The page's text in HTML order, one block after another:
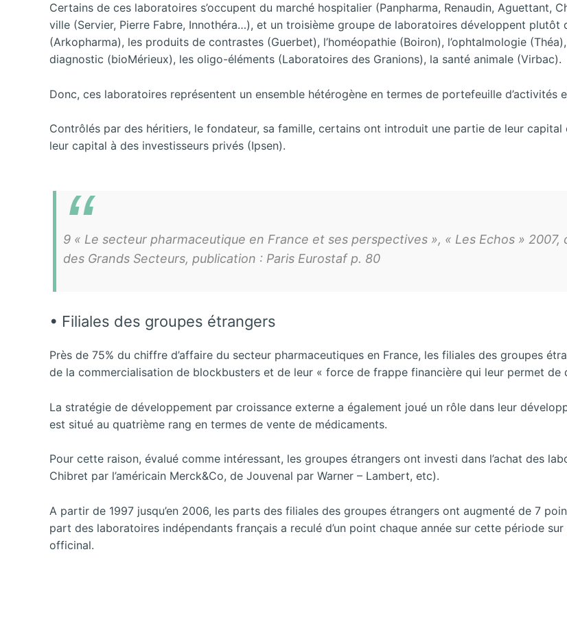
Certains de ces laboratoires s’occupent du marché hospitalier (Panpharma, Renaudin, Aguettant,
ville (Servier, Pierre Fabre, Innothéra…), et un troisième groupe de laboratoires développent plutôt
(Arkopharma), les produits de contrastes (Guerbet), l’homéopathie (Boiron), l’ophtalmologie
diagnostic (bioMérieux), les oligo-éléments (Laboratoires des Granions), la santé animale (Virbac).
Donc, ces laboratoires représentent un ensemble hétérogène en termes de portefeuille d’activités
Contrôlés par des héritiers, le fondateur, sa famille, certains ont introduit une partie de leur
leur capital à des investisseurs privés (Ipsen).
9 « Le secteur pharmaceutique en France et ses perspectives », « Les Echos »
des Grands Secteurs, publication : Paris Eurostaf p. 80
• Filiales des groupes étrangers
Près de 75% du chiffre d’affaire du secteur pharmaceutiques en France, les filiales des groupes
de la commercialisation de blockbusters et de leur « force de frappe financière qui leur permet de
La stratégie de développement par croissance externe a également joué un rôle dans leur
est situé au quatrième rang en termes de vente de médicaments.
Pour cette raison, évalué comme intéressant, les groupes étrangers ont investi dans l’achat des
Chibret par l’américain Merck&Co, de Jouvenal par Warner – Lambert, etc).
A partir de 1997 jusqu’en 2006, les parts des filiales des groupes étrangers ont augmenté de 7
part des laboratoires indépendants français a reculé d’un point chaque année sur cette période sur
officinal.